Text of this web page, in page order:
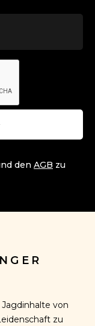
den AGB zu
von
zu